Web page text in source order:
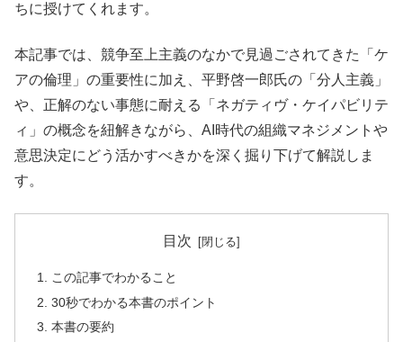
ちに授けてくれます。
本記事では、競争至上主義のなかで見過ごされてきた「ケ
アの倫理」の重要性に加え、平野啓一郎氏の「分人主義」
や、正解のない事態に耐える「ネガティヴ・ケイパビリテ
ィ」の概念を紐解きながら、AI時代の組織マネジメントや
意思決定にどう活かすべきかを深く掘り下げて解説しま
す。
目次
この記事でわかること
30秒でわかる本書のポイント
本書の要約